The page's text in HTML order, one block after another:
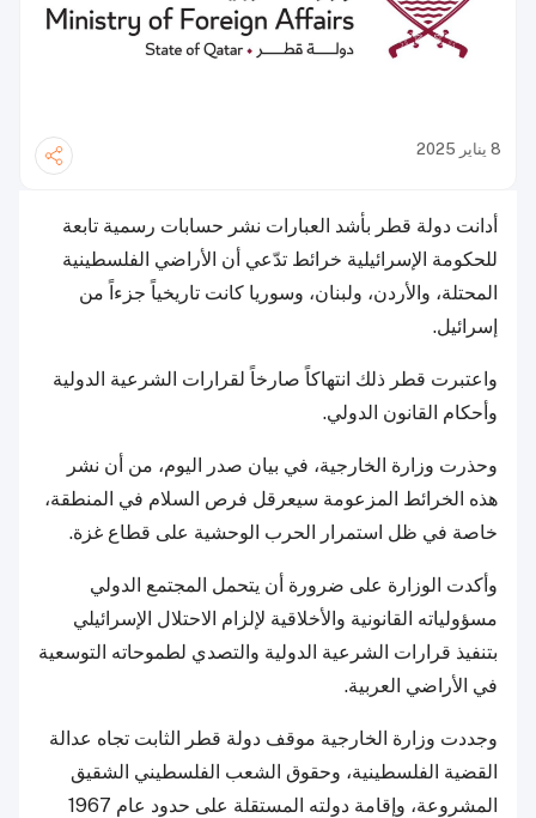
8 يناير 2025
أدانت دولة قطر بأشد العبارات نشر حسابات رسمية تابعة
للحكومة الإسرائيلية خرائط تدّعي أن الأراضي الفلسطينية
المحتلة، والأردن، ولبنان، وسوريا كانت تاريخياً جزءاً من
إسرائيل.
واعتبرت قطر ذلك انتهاكاً صارخاً لقرارات الشرعية الدولية
وأحكام القانون الدولي.
وحذرت وزارة الخارجية، في بيان صدر اليوم، من أن نشر
هذه الخرائط المزعومة سيعرقل فرص السلام في المنطقة،
خاصة في ظل استمرار الحرب الوحشية على قطاع غزة.
وأكدت الوزارة على ضرورة أن يتحمل المجتمع الدولي
مسؤولياته القانونية والأخلاقية لإلزام الاحتلال الإسرائيلي
بتنفيذ قرارات الشرعية الدولية والتصدي لطموحاته التوسعية
في الأراضي العربية.
وجددت وزارة الخارجية موقف دولة قطر الثابت تجاه عدالة
القضية الفلسطينية، وحقوق الشعب الفلسطيني الشقيق
المشروعة، وإقامة دولته المستقلة على حدود عام 1967